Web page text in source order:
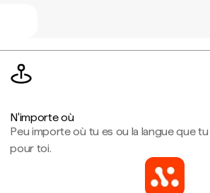
N'importe où
Peu importe où tu es ou la langue que
pour toi.